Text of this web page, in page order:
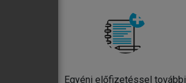
Egyéni előfizetéssel további